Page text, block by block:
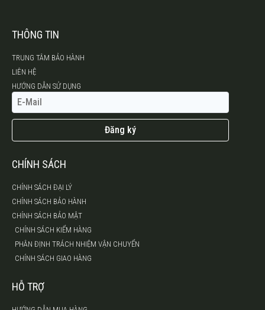
THÔNG TIN
TRUNG TÂM BẢO HÀNH
LIÊN HỆ
HƯỚNG DẪN SỬ DỤNG
Đăng ký
CHÍNH SÁCH
CHÍNH SÁCH ĐẠI LÝ
CHÍNH SÁCH BẢO HÀNH
CHÍNH SÁCH BẢO MẬT
CHÍNH SÁCH KIỂM HÀNG
PHÂN ĐỊNH TRÁCH NHIỆM VẬN CHUYỂN
CHÍNH SÁCH GIAO HÀNG
HỖ TRỢ